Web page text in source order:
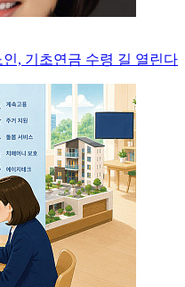
, 기초연금 수령 길 열린다